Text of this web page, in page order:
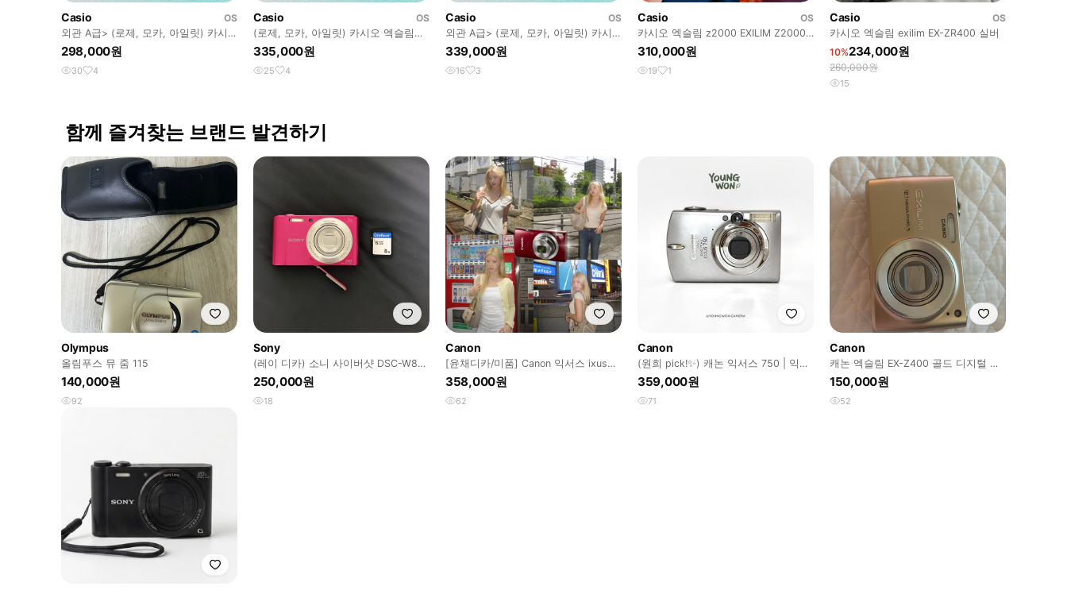
Casio
OS
외관 A급> (로제, 모카, 아일릿) 카시
오 엑슬림 z2000 퍼플
298,000원
30 4
Casio
OS
(로제, 모카, 아일릿) 카시오 엑슬림
z2000 실버
335,000원
25 4
Casio
OS
외관 A급> (로제, 모카, 아일릿) 카시
오 엑슬림 z2000 블랙
339,000원
16 3
Casio
OS
카시오 엑슬림 z2000 EXILIM Z2000
디카
310,000원
19 1
Casio
OS
카시오 엑슬림 exilim EX-ZR400 실버
10%234,000원
260,000원
15
함께 즐겨찾는 브랜드 발견하기
Olympus
올림푸스 뮤 줌 115
140,000원
92
Sony
(레이 디카) 소니 사이버샷 DSC-W810
핑크
250,000원
18
Canon
[윤채디카/미품] Canon 익서스 ixus
185 ixy 200 레드
358,000원
62
Canon
(원희 pick!✨) 캐논 익서스 750 | 익시
700 | 익서스750
359,000원
71
Canon
캐논 엑슬림 EX-Z400 골드 디지털 카
메라
150,000원
52